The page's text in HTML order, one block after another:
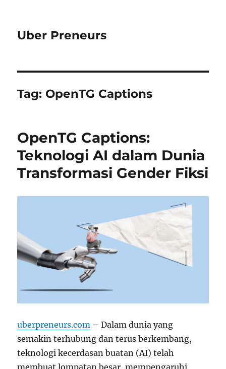
Uber Preneurs
Tag: OpenTG Captions
OpenTG Captions:
Teknologi AI dalam Dunia
Transformasi Gender Fiksi
uberpreneurs.com – Dalam dunia yang
semakin terhubung dan terus berkembang,
teknologi kecerdasan buatan (AI) telah